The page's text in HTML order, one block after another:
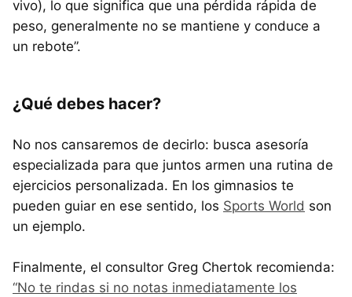
vivo), lo que significa que una pérdida rápida de
peso, generalmente no se mantiene y conduce a
un rebote”.
¿Qué debes hacer?
No nos cansaremos de decirlo: busca asesoría
especializada para que juntos armen una rutina de
ejercicios personalizada. En los gimnasios te
pueden guiar en ese sentido, los Sports World son
un ejemplo.
Finalmente, el consultor Greg Chertok recomienda:
“No te rindas si no notas inmediatamente los